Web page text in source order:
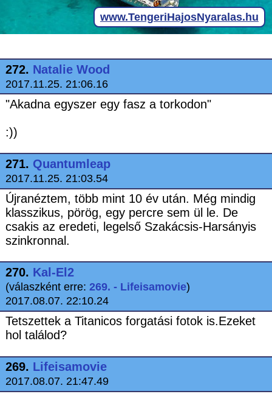
272. Natalie Wood
2017.11.25. 21:06.16
"Akadna egyszer egy fasz a torkodon"
:))
271. Quantumleap
2017.11.25. 21:03.54
Újranéztem, több mint 10 év után. Még mindig
klasszikus, pörög, egy percre sem ül le. De
csakis az eredeti, legelső Szakácsis-Harsányis
szinkronnal.
270. Kal-El2
(válaszként erre: 269. - Lifeisamovie)
2017.08.07. 22:10.24
Tetszettek a Titanicos forgatási fotok is.Ezeket
hol találod?
269. Lifeisamovie
2017.08.07. 21:47.49